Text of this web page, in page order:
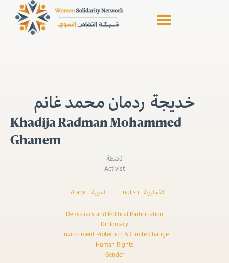
خديجة ردمان محمد غانم
Khadija Radman Mohammed
Ghanem
ناشطة
Activist
Arabic العربية English الانجليزية
Democracy and Political Participation
Diplomacy
Environment Protection & Climte Change
Human Rights
Gender